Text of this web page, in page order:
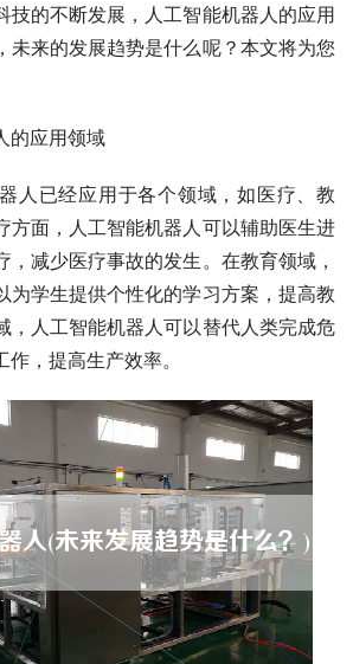
技的不断发展，人工智能机器人的应用
未来的发展趋势是什么呢？本文将为您
的应用领域
人已经应用于各个领域，如医疗、教
方面，人工智能机器人可以辅助医生进
，减少医疗事故的发生。在教育领域，
为学生提供个性化的学习方案，提高教
，人工智能机器人可以替代人类完成危
，提高生产效率。